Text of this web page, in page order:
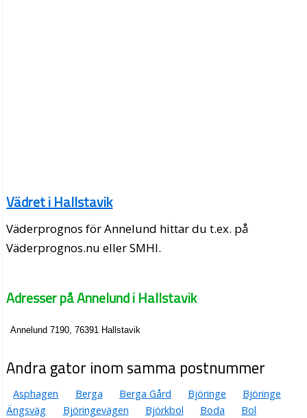
Vädret i Hallstavik
Väderprognos för Annelund hittar du t.ex. på
Väderprognos.nu eller SMHI.
Adresser på Annelund i Hallstavik
Annelund 7190, 76391 Hallstavik
Andra gator inom samma postnummer
Asphagen Berga Berga Gård Björinge
Björinge
Ängsväg
Björingevägen Björkbol Boda
Bol